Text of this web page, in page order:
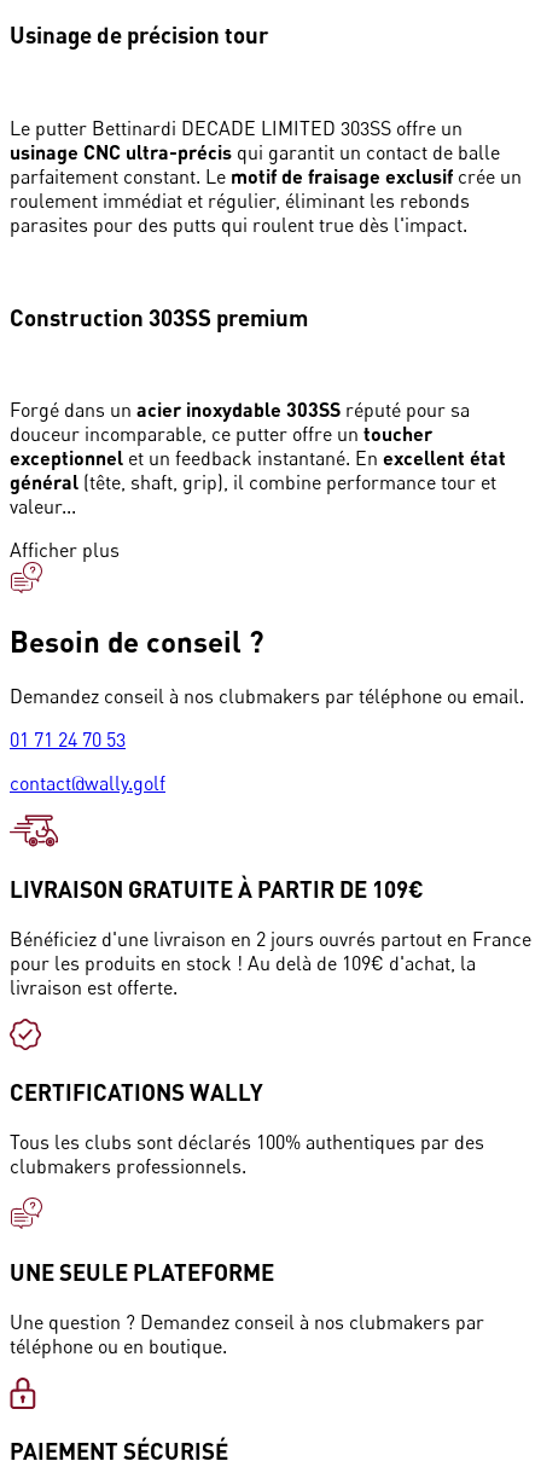
Usinage de précision tour
Le putter Bettinardi DECADE LIMITED 303SS offre un
usinage CNC ultra-précis qui garantit un contact de balle
parfaitement constant. Le motif de fraisage exclusif crée un
roulement immédiat et régulier, éliminant les rebonds
parasites pour des putts qui roulent true dès l'impact.
Construction 303SS premium
Forgé dans un acier inoxydable 303SS réputé pour sa
douceur incomparable, ce putter offre un toucher
exceptionnel et un feedback instantané. En excellent état
général (tête, shaft, grip), il combine performance tour et
valeur...
Afficher plus
Besoin de conseil ?
Demandez conseil à nos clubmakers par téléphone ou email.
01 71 24 70 53
contact@wally.golf
LIVRAISON GRATUITE À PARTIR DE 109€
Bénéficiez d'une livraison en 2 jours ouvrés partout en France
pour les produits en stock ! Au delà de 109€ d'achat, la
livraison est offerte.
CERTIFICATIONS WALLY
Tous les clubs sont déclarés 100% authentiques par des
clubmakers professionnels.
UNE SEULE PLATEFORME
Une question ? Demandez conseil à nos clubmakers par
téléphone ou en boutique.
PAIEMENT SÉCURISÉ